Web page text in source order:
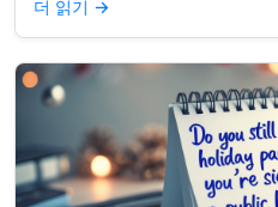
더 읽기 →